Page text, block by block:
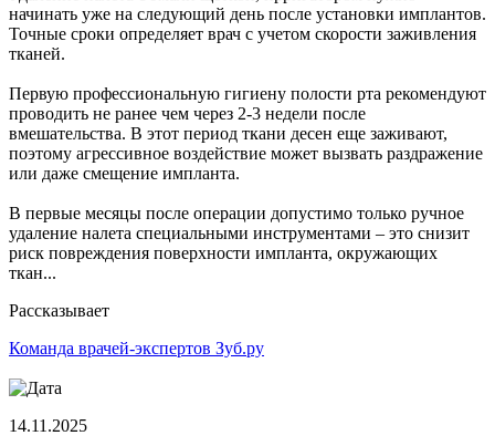
начинать уже на следующий день после установки имплантов.
Точные сроки определяет врач с учетом скорости заживления
тканей.
Первую профессиональную гигиену полости рта рекомендуют
проводить не ранее чем через 2-3 недели после
вмешательства. В этот период ткани десен еще заживают,
поэтому агрессивное воздействие может вызвать раздражение
или даже смещение импланта.
В первые месяцы после операции допустимо только ручное
удаление налета специальными инструментами – это снизит
риск повреждения поверхности импланта, окружающих
ткан...
Рассказывает
Команда врачей-экспертов Зуб.ру
14.11.2025